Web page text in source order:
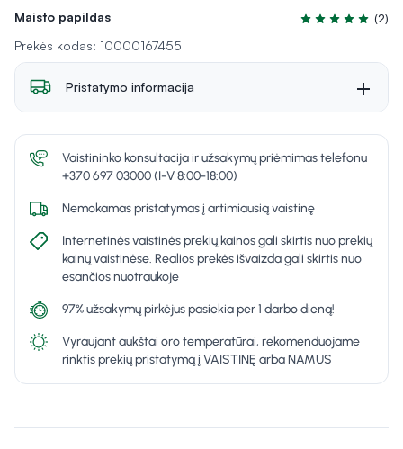
Maisto papildas
Įvertinimas 5.0
(2)
Prekės kodas: 10000167455
Pristatymo informacija
Vaistininko konsultacija ir užsakymų priėmimas telefonu
+370 697 03000 (I-V 8:00-18:00)
Nemokamas pristatymas į artimiausią vaistinę
Internetinės vaistinės prekių kainos gali skirtis nuo prekių
kainų vaistinėse. Realios prekės išvaizda gali skirtis nuo
esančios nuotraukoje
97% užsakymų pirkėjus pasiekia per 1 darbo dieną!
Vyraujant aukštai oro temperatūrai, rekomenduojame
rinktis prekių pristatymą į VAISTINĘ arba NAMUS